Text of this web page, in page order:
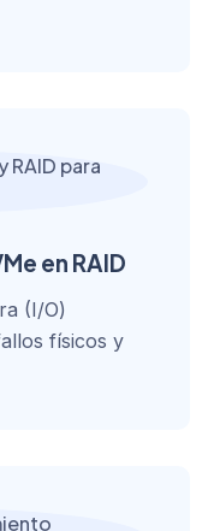
en RAID
(I/O)
físicos y